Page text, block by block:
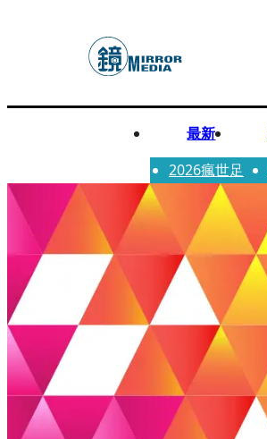
最新
2026瘋世足